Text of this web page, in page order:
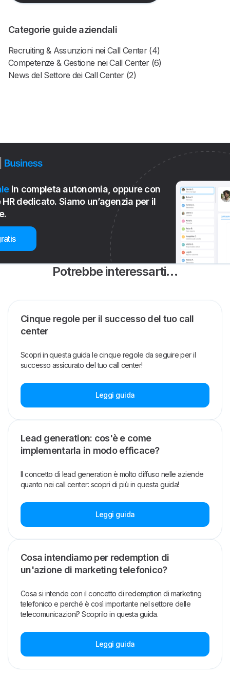
Categorie guide aziendali
Recruiting & Assunzioni nei Call Center (4)
Competenze & Gestione nei Call Center (6)
News del Settore dei Call Center (2)
in completa autonomia, oppure con
dedicato. Siamo un’agenzia per il
Potrebbe interessarti…
Cinque regole per il successo del tuo call
center
Scopri in questa guida le cinque regole da seguire per il
successo assicurato del tuo call center!
Leggi guida
Lead generation: cos'è e come
implementarla in modo efficace?
Il concetto di lead generation è molto diffuso nelle aziende
quanto nei call center: scopri di più in questa guida!
Leggi guida
Cosa intendiamo per redemption di
un'azione di marketing telefonico?
Cosa si intende con il concetto di redemption di marketing
telefonico e perché è così importante nel settore delle
telecomunicazioni? Scoprilo in questa guida.
Leggi guida